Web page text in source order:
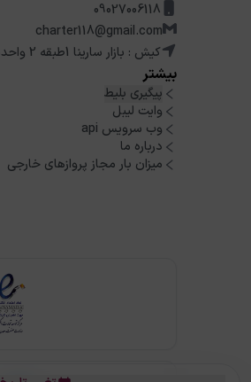
09027006118
charter118@gmail.com
کیش : بازار سارینا 1طبقه 2 واحد209
بیشتر
پیگیری بلیط
وایت لیبل
وب سرویس api
درباره ما
میزان بار مجاز پروازهای خارجی